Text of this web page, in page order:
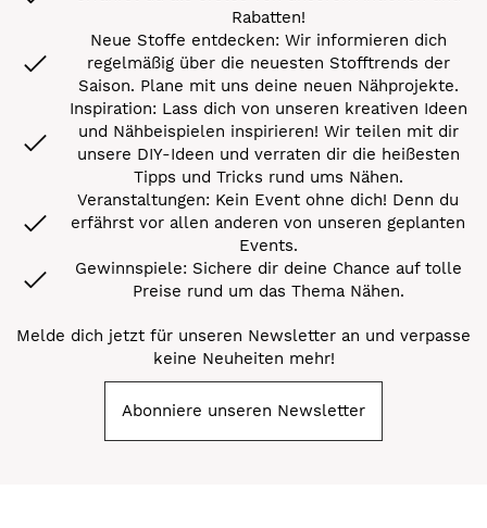
Rabatten!
Neue Stoffe entdecken: Wir informieren dich
regelmäßig über die neuesten Stofftrends der
Saison. Plane mit uns deine neuen Nähprojekte.
Inspiration: Lass dich von unseren kreativen Ideen
und Nähbeispielen inspirieren! Wir teilen mit dir
unsere DIY-Ideen und verraten dir die heißesten
Tipps und Tricks rund ums Nähen.
Veranstaltungen: Kein Event ohne dich! Denn du
erfährst vor allen anderen von unseren geplanten
Events.
Gewinnspiele: Sichere dir deine Chance auf tolle
Preise rund um das Thema Nähen.
Melde dich jetzt für unseren Newsletter an und verpasse
keine Neuheiten mehr!
Abonniere unseren Newsletter